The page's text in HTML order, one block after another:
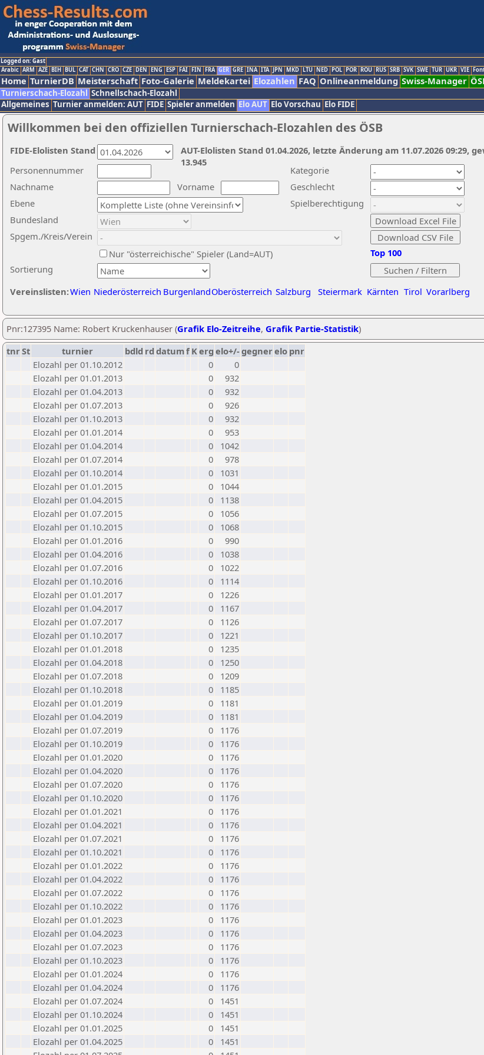
Logged on: Gast
Arabic ARM AZE BIH BUL CAT CHN CRO CZE DEN ENG ESP FAI FIN FRA GER GRE INA ITA JPN MKD LTU NED POL POR ROU RUS SRB SVK SWE TUR UKR VIE
Home TurnierDB Meisterschaft Foto-Galerie Meldekartei Elozahlen FAQ Onlineanmeldung Swiss-Manager
Turnierschach-Elozahl Schnellschach-Elozahl
Allgemeines Turnier anmelden: AUT FIDE Spieler anmelden Elo AUT Elo Vorschau Elo FIDE
Willkommen bei den offiziellen Turnierschach-Elozahlen des ÖSB
Nachname
Vorname
Ebene
Kategorie
Sortierung
Personennummer
Bundesland
Spgem./Kreis/Verein
Geschlecht
Nur "österreichische" Spieler (Land=AUT)
Spielberechtigung
Vereinslisten:Wien Niederösterreich BurgenlandOberösterreich Salzburg Steiermark Kärnten Tirol Vorarlberg
Top 100
AUT-Elolisten Stand 01.04.2026, letzte Änderung am 11.07.2026 09:29,
13.945
FIDE-Elolisten Stand
Pnr:127395 Name: Robert Kruckenhauser (Grafik Elo-Zeitreihe, Grafik Partie-Statistik)
tnrSt turnier bdld rd datumf Kerg elo+/-gegnerelo pnr
Elozahl per 01.10.2012
0
0
Elozahl per 01.01.2013
0
932
Elozahl per 01.04.2013
0
932
Elozahl per 01.07.2013
0
926
Elozahl per 01.10.2013
0
932
Elozahl per 01.01.2014
0
953
Elozahl per 01.04.2014
0
1042
Elozahl per 01.07.2014
0
978
Elozahl per 01.10.2014
0
1031
Elozahl per 01.01.2015
0
1044
Elozahl per 01.04.2015
0
1138
Elozahl per 01.07.2015
0
1056
Elozahl per 01.10.2015
0
1068
Elozahl per 01.01.2016
0
990
Elozahl per 01.04.2016
0
1038
Elozahl per 01.07.2016
0
1022
Elozahl per 01.10.2016
0
1114
Elozahl per 01.01.2017
0
1226
Elozahl per 01.04.2017
0
1167
Elozahl per 01.07.2017
0
1126
Elozahl per 01.10.2017
0
1221
Elozahl per 01.01.2018
0
1235
Elozahl per 01.04.2018
0
1250
Elozahl per 01.07.2018
0
1209
Elozahl per 01.10.2018
0
1185
Elozahl per 01.01.2019
0
1181
Elozahl per 01.04.2019
0
1181
Elozahl per 01.07.2019
0
1176
Elozahl per 01.10.2019
0
1176
Elozahl per 01.01.2020
0
1176
Elozahl per 01.04.2020
0
1176
Elozahl per 01.07.2020
0
1176
Elozahl per 01.10.2020
0
1176
Elozahl per 01.01.2021
0
1176
Elozahl per 01.04.2021
0
1176
Elozahl per 01.07.2021
0
1176
Elozahl per 01.10.2021
0
1176
Elozahl per 01.01.2022
0
1176
Elozahl per 01.04.2022
0
1176
Elozahl per 01.07.2022
0
1176
Elozahl per 01.10.2022
0
1176
Elozahl per 01.01.2023
0
1176
Elozahl per 01.04.2023
0
1176
Elozahl per 01.07.2023
0
1176
Elozahl per 01.10.2023
0
1176
Elozahl per 01.01.2024
0
1176
Elozahl per 01.04.2024
0
1176
Elozahl per 01.07.2024
0
1451
Elozahl per 01.10.2024
0
1451
Elozahl per 01.01.2025
0
1451
Elozahl per 01.04.2025
0
1451